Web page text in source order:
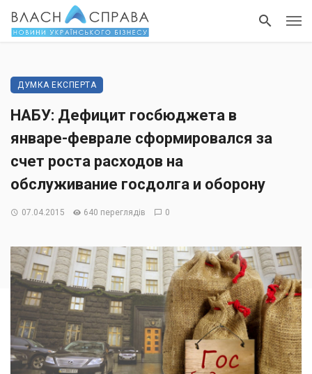
ДУМКА ЕКСПЕРТА
НАБУ: Дефицит госбюджета в
январе-феврале сформировался за
счет роста расходов на
обслуживание госдолга и оборону
07.04.2015 640 переглядів 0